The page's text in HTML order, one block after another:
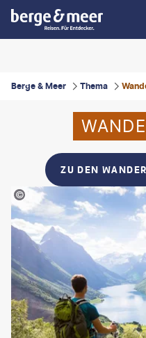
Berge & Meer Thema
ZU DEN
- gty